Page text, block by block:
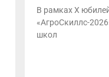
В рамках X
«АгроСкиллс-
школ